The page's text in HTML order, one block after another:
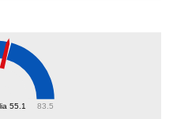
55.1 83.5